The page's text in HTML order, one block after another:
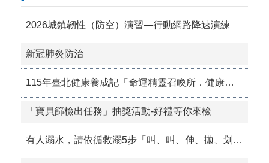
2026城鎮韌性（防空）演習—行動網路降速演練
新冠肺炎防治
115年臺北健康養成記「命運精靈召喚所．健康運氣在你手」獎勵活動
「寶貝篩檢出任務」抽獎活動-好禮等你來檢
有人溺水，請依循救溺5步「叫、叫、伸、拋、划」，協助溺水者。